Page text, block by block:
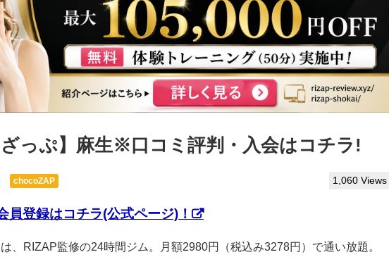
っぷ】麻生※口コミ評判・入会はコチラ!
chocoZAP 1,060 Views
員登録はコチラ(公式ページ)！
、RIZAP監修の24時間ジム。月額2980円（税込み3278円）で通い放題。